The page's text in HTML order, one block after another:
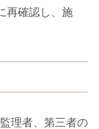
再確認し、施
理者、第三者の